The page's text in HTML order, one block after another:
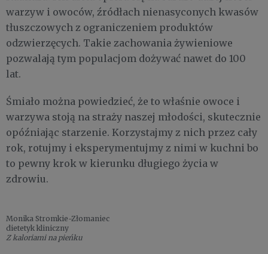
warzyw i owoców, źródłach nienasyconych kwasów
tłuszczowych z ograniczeniem produktów
odzwierzęcych. Takie zachowania żywieniowe
pozwalają tym populacjom dożywać nawet do 100
lat.
Śmiało można powiedzieć, że to właśnie owoce i
warzywa stoją na straży naszej młodości, skutecznie
opóźniając starzenie. Korzystajmy z nich przez cały
rok, rotujmy i eksperymentujmy z nimi w kuchni bo
to pewny krok w kierunku długiego życia w
zdrowiu.
Monika Stromkie-Złomaniec
dietetyk kliniczny
Z kaloriami na pieńku